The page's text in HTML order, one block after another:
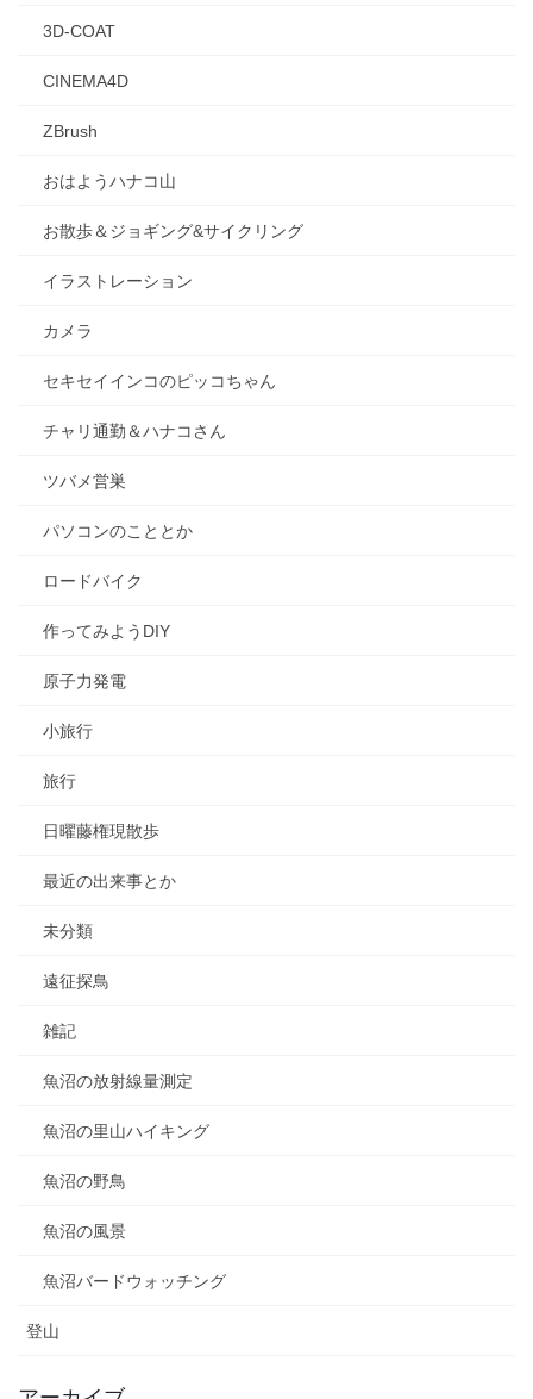
3D-COAT
CINEMA4D
ZBrush
おはようハナコ山
お散歩＆ジョギング&サイクリング
イラストレーション
カメラ
セキセイインコのピッコちゃん
チャリ通勤＆ハナコさん
ツバメ営巣
パソコンのこととか
ロードバイク
作ってみようDIY
原子力発電
小旅行
旅行
日曜藤権現散歩
最近の出来事とか
未分類
遠征探鳥
雑記
魚沼の放射線量測定
魚沼の里山ハイキング
魚沼の野鳥
魚沼の風景
魚沼バードウォッチング
登山